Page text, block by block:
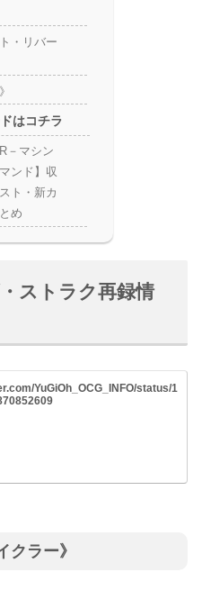
・リバー
はコチラ
－マシン
ンド】収
ト・新カ
め
ストラク再録情
YuGiOh_OCG_INFO/status/1
クラー》